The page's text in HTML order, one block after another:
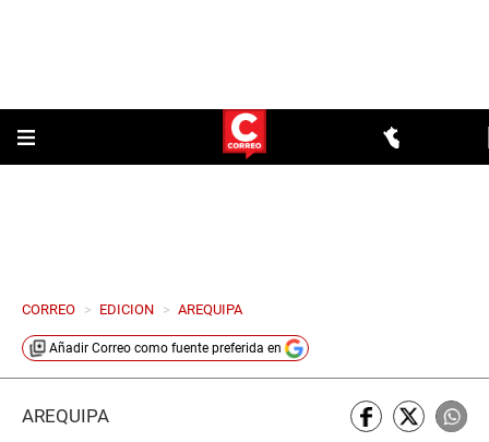
CORREO > EDICION > AREQUIPA
Añadir Correo como fuente preferida en
AREQUIPA